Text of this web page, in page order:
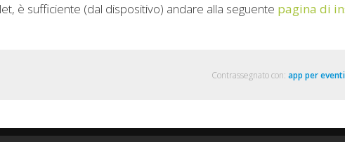
è sufficiente (dal dispositivo) andare alla seguente pagina di
Contrassegnato con: app per eventi